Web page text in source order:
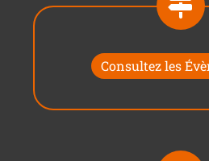
Consultez les